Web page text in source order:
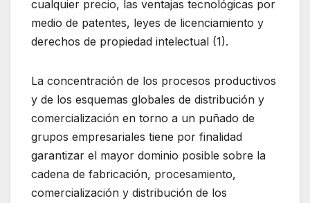
cualquier precio, las ventajas tecnológicas por
medio de patentes, leyes de licenciamiento y
derechos de propiedad intelectual (1).
La concentración de los procesos productivos
y de los esquemas globales de distribución y
comercialización en torno a un puñado de
grupos empresariales tiene por finalidad
garantizar el mayor dominio posible sobre la
cadena de fabricación, procesamiento,
comercialización y distribución de los